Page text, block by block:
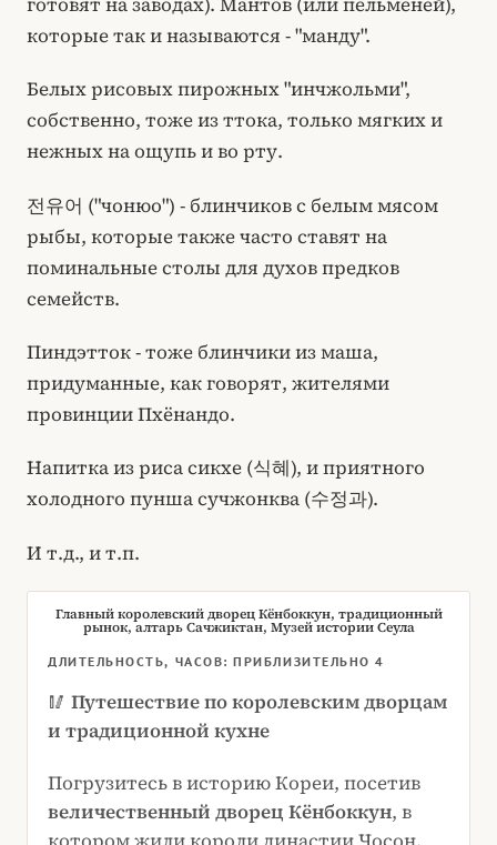
которые так и называются - "манду".
Белых рисовых пирожных "инчжольми",
собственно, тоже из ттока, только мягких и
нежных на ощупь и во рту.
전유어 ("чонюо") - блинчиков с белым мясом
рыбы, которые также часто ставят на
поминальные столы для духов предков
семейств.
Пиндэтток - тоже блинчики из маша,
придуманные, как говорят, жителями
провинции Пхёнандо.
Напитка из риса сикхе (식혜), и приятного
холодного пунша сучжонква (수정과).
И т.д., и т.п.
Главный королевский дворец Кёнбоккун, традиционный
рынок, алтарь Сачжиктан, Музей истории Сеула
ДЛИТЕЛЬНОСТЬ, ЧАСОВ: ПРИБЛИЗИТЕЛЬНО 4
🥢 Путешествие по королевским дворцам
и традиционной кухне
Погрузитесь в историю Кореи, посетив
величественный дворец Кёнбоккун, в